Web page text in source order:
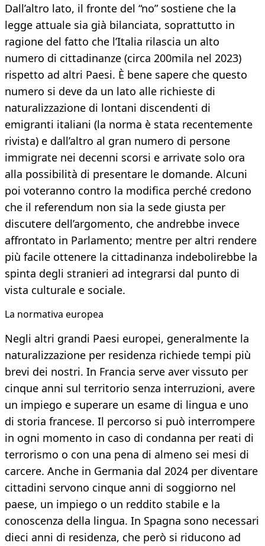
Dall’altro lato, il fronte del “no” sostiene che la
legge attuale sia già bilanciata, soprattutto in
ragione del fatto che l’Italia rilascia un alto
numero di cittadinanze (circa 200mila nel 2023)
rispetto ad altri Paesi. È bene sapere che questo
numero si deve da un lato alle richieste di
naturalizzazione di lontani discendenti di
emigranti italiani (la norma è stata recentemente
rivista) e dall’altro al gran numero di persone
immigrate nei decenni scorsi e arrivate solo ora
alla possibilità di presentare le domande. Alcuni
poi voteranno contro la modifica perché credono
che il referendum non sia la sede giusta per
discutere dell’argomento, che andrebbe invece
affrontato in Parlamento; mentre per altri rendere
più facile ottenere la cittadinanza indebolirebbe la
spinta degli stranieri ad integrarsi dal punto di
vista culturale e sociale.
La normativa europea
Negli altri grandi Paesi europei, generalmente la
naturalizzazione per residenza richiede tempi più
brevi dei nostri. In Francia serve aver vissuto per
cinque anni sul territorio senza interruzioni, avere
un impiego e superare un esame di lingua e uno
di storia francese. Il percorso si può interrompere
in ogni momento in caso di condanna per reati di
terrorismo o con una pena di almeno sei mesi di
carcere. Anche in Germania dal 2024 per diventare
cittadini servono cinque anni di soggiorno nel
paese, un impiego o un reddito stabile e la
conoscenza della lingua. In Spagna sono necessari
dieci anni di residenza, che però si riducono ad